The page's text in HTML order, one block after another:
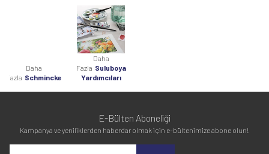
Daha
Fazla Schmincke
Daha
Fazla Suluboya
Yardımcıları
E-Bülten Aboneliği
Kampanya ve yeniliklerden haberdar olmak için e-bültenimize abone olun!